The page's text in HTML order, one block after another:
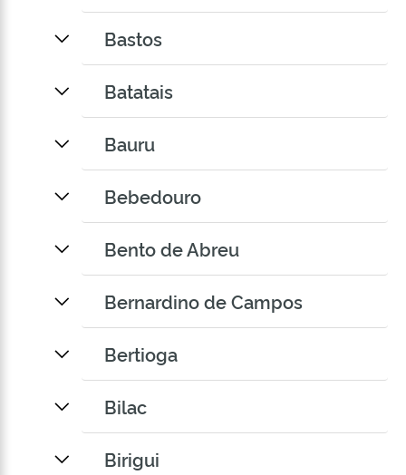
Bastos
Batatais
Bauru
Bebedouro
Bento de Abreu
Bernardino de Campos
Bertioga
Bilac
Birigui